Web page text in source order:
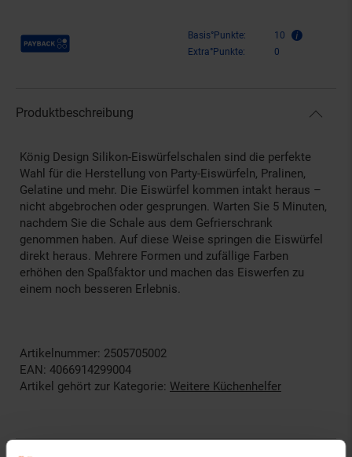
Payback Punkte Basis°Punkte:
10
Extra°Punkte:
0
Produktbeschreibung
König Design Silikon-Eiswürfelschalen sind die perfekte
Wahl für die Herstellung von Party-Eiswürfeln, Pralinen,
Gelatine und mehr. Die Eiswürfel kommen intakt heraus –
nicht abgebrochen oder gesprungen. Warten Sie 5 Minuten,
nachdem Sie die Schale aus dem Gefrierschrank
genommen haben. Auf diese Weise springen die Eiswürfel
direkt heraus. Mehrere Formen und zufällige Farben
erhöhen den Spaßfaktor und machen das Eiswerfen zu
einem noch besseren Erlebnis.
Artikelnummer: 2505705002
EAN: 4066914299004
Artikel gehört zur Kategorie: Weitere Küchenhelfer